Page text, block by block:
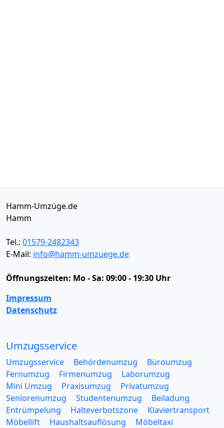
Hamm-Umzüge.de
Hamm
Tel.: 01579-2482343
E-Mail: info@hamm-umzuege.de
Öffnungszeiten: Mo - Sa: 09:00 - 19:30 Uhr
Impressum
Datenschutz
Umzugsservice
Umzugsservice Behördenumzug
Büroumzug
Fernumzug
Firmenumzug
Laborumzug
Mini Umzug
Praxisumzug
Privatumzug
Seniorenumzug
Studentenumzug
Beiladung
Entrümpelung
Halteverbotszone
Klaviertransport
Möbellift
Haushaltsauflösung
Möbeltaxi